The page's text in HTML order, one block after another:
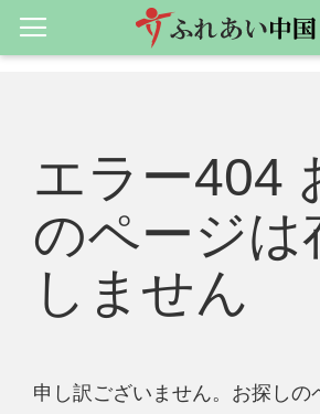
エラー404
のページは
しません
申し訳ございません。お探しの